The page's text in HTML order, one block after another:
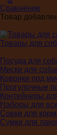
Сравнение
Товар
Товары для
Посуда для
Миски для
Коврики под
Прогулочные
Контейнеры
Наборы для
Совки для
Сумки для